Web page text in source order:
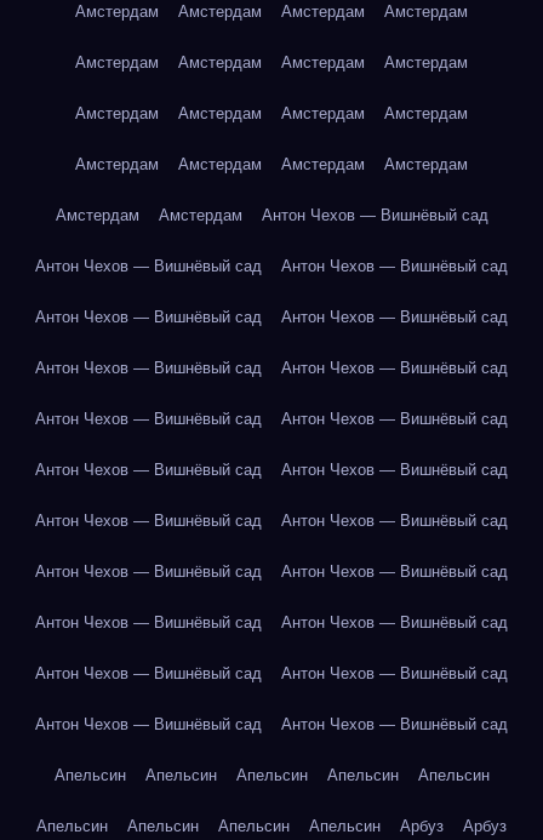
Амстердам Амстердам Амстердам Амстердам
Амстердам Амстердам Амстердам Амстердам
Амстердам Амстердам Амстердам Амстердам
Амстердам Амстердам Амстердам Амстердам
Амстердам Амстердам Антон Чехов — Вишнёвый сад
Антон Чехов — Вишнёвый сад Антон Чехов — Вишнёвый сад
Антон Чехов — Вишнёвый сад Антон Чехов — Вишнёвый сад
Антон Чехов — Вишнёвый сад Антон Чехов — Вишнёвый сад
Антон Чехов — Вишнёвый сад Антон Чехов — Вишнёвый сад
Антон Чехов — Вишнёвый сад Антон Чехов — Вишнёвый сад
Антон Чехов — Вишнёвый сад Антон Чехов — Вишнёвый сад
Антон Чехов — Вишнёвый сад Антон Чехов — Вишнёвый сад
Антон Чехов — Вишнёвый сад Антон Чехов — Вишнёвый сад
Антон Чехов — Вишнёвый сад Антон Чехов — Вишнёвый сад
Антон Чехов — Вишнёвый сад Антон Чехов — Вишнёвый сад
Апельсин Апельсин Апельсин Апельсин Апельсин
Апельсин Апельсин Апельсин Апельсин Арбуз Арбуз